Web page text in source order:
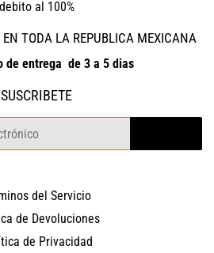
debito al 100%
TODA LA REPUBLICA MEXICANA
de entrega de 3 a 5 dias
SUSCRIBETE
del Servicio
de Devoluciones
de Privacidad